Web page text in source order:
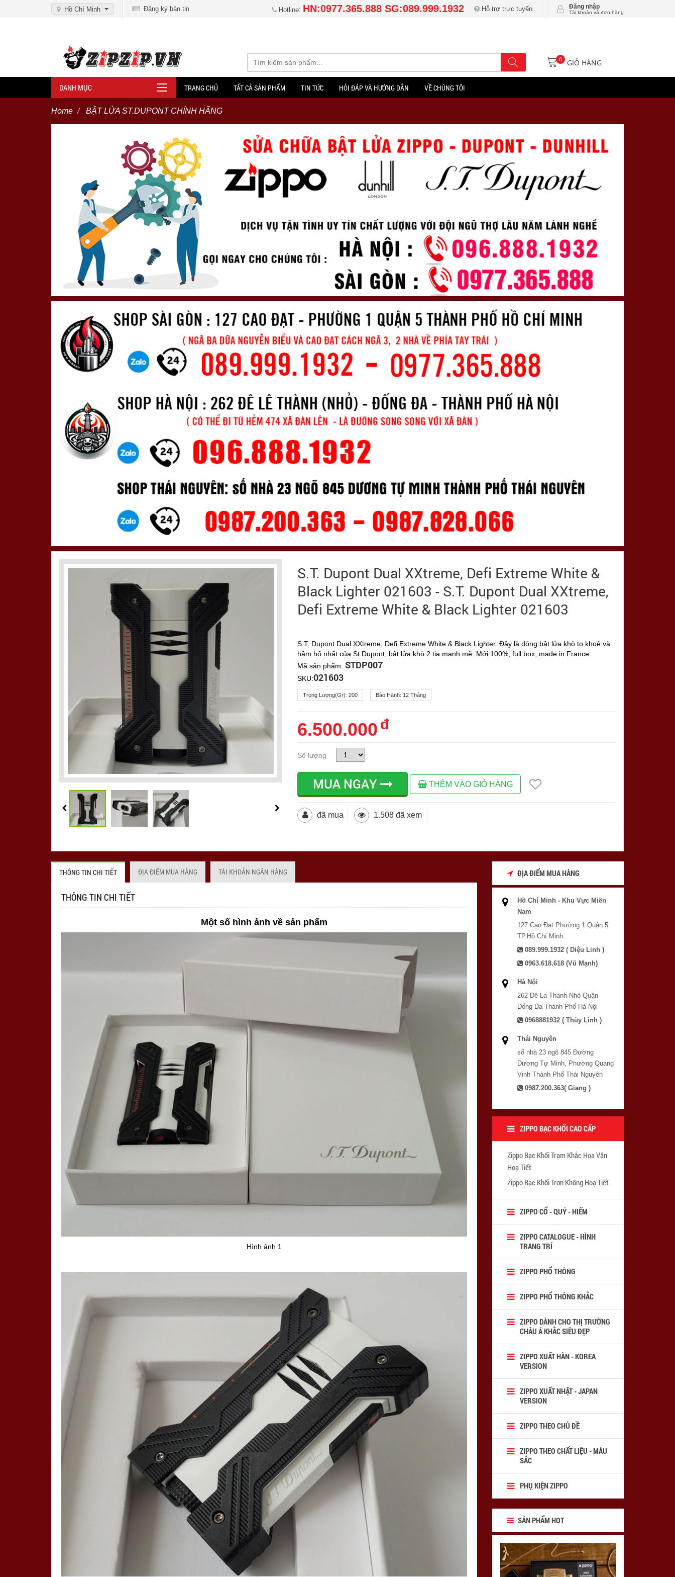
Hồ Chí Minh Đăng ký bản tin Hotline: HN:0977.365.888 SG:089.999.1932 Hỗ trợ trực tuyến Đăng nhập
Tài khoản và đơn hàng
0 GIỎ HÀNG
DANH MỤC TRANG CHỦ TẤT CẢ SẢN PHẨM TIN TỨC HỎI ĐÁP VÀ HƯỚNG DẪN VỀ CHÚNG TÔI
Home BẬT LỬA ST.DUPONT CHÍNH HÃNG
S.T. Dupont Dual XXtreme, Defi Extreme White &
Black Lighter 021603 - S.T. Dupont Dual XXtreme,
Defi Extreme White & Black Lighter 021603
S.T. Dupont Dual XXtreme, Defi Extreme White & Black Lighter. Đây là dòng bật lửa khò to khoẻ và
hầm hố nhất của St Dupont, bật lửa khò 2 tia mạnh mẽ. Mới 100%, full box, made in France.
Mã sản phẩm:STDP007
SKU:021603
Trọng Lượng(gr):200 Bảo Hành: 12 Tháng
6.500.000 đ
Số lượng
MUA NGAY THÊM VÀO GIỎ HÀNG
đã mua 1.508 đã xem
THÔNG TIN CHI TIẾT ĐỊA ĐIỂM MUA HÀNG TÀI KHOẢN NGÂN HÀNG
THÔNG TIN CHI TIẾT
Một số hình ảnh về sản phẩm
Hình ảnh 1
ĐỊA ĐIỂM MUA HÀNG
Hồ Chí Minh - Khu Vực Miền
Nam
127 Cao Đạt Phường 1 Quận 5
TP.Hồ Chí Minh
089.999.1932 ( Diệu Linh )
0963.618.618 (Vũ Mạnh)
Hà Nội
262 Đê La Thành Nhỏ Quận
Đống Đa Thành Phố Hà Nội
0968881932 ( Thùy Linh )
Thái Nguyên
số nhà 23 ngõ 845 Đường
Dương Tự Minh, Phường Quang
Vinh Thành Phố Thái Nguyên
0987.200.363( Giang )
ZIPPO BẠC KHỐI CAO CẤP
Zippo Bạc Khối Trạm Khắc Hoa Văn
Hoạ Tiết
Zippo Bạc Khối Trơn Không Hoạ Tiết
ZIPPO CỔ - QUÝ - HIẾM
ZIPPO CATALOGUE - HÌNH
TRANG TRÍ
ZIPPO PHỔ THÔNG
ZIPPO PHỔ THÔNG KHẮC
ZIPPO DÀNH CHO THỊ TRƯỜNG
CHÂU Á KHẮC SIÊU ĐẸP
ZIPPO XUẤT HÀN - KOREA
VERSION
ZIPPO XUẤT NHẬT - JAPAN
VERSION
ZIPPO THEO CHỦ ĐỀ
ZIPPO THEO CHẤT LIỆU - MÀU
SẮC
PHỤ KIỆN ZIPPO
SẢN PHẨM HOT